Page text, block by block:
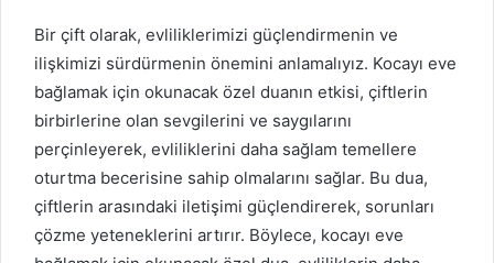
Bir çift olarak, evliliklerimizi güçlendirmenin ve
ilişkimizi sürdürmenin önemini anlamalıyız. Kocayı eve
bağlamak için okunacak özel duanın etkisi, çiftlerin
birbirlerine olan sevgilerini ve saygılarını
perçinleyerek, evliliklerini daha sağlam temellere
oturtma becerisine sahip olmalarını sağlar. Bu dua,
çiftlerin arasındaki iletişimi güçlendirerek, sorunları
çözme yeteneklerini artırır. Böylece, kocayı eve